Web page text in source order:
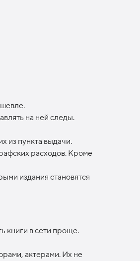
на ней следы.
из пункта выдачи.
расходов. Кроме
издания становятся
книги в сети проще.
актерами. Их не